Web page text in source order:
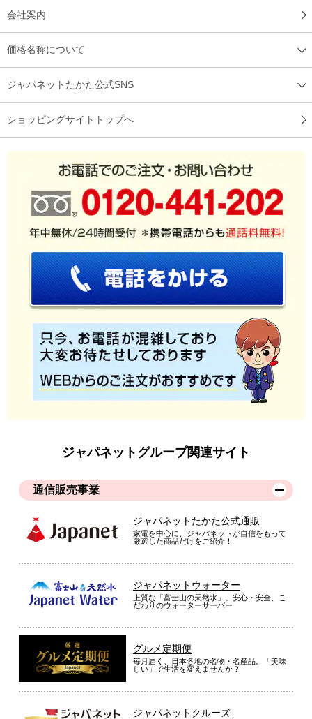
会社案内
価格名称について
ジャパネットたかた公式SNS
ショッピングサイトトップへ
ジャパネットグループ関連サイト
通信販売事業
ジャパネットたかた公式通販
家電を中心に、ジャパネットが自信をもって
厳選した商品だけをご紹介！
ジャパネットウォーター
上質な「富士山の天然水」。安心・安全、こ
だわりのウォーターサーバー
グルメ定期便
毎月届く、日本各地の名物・名産品。「美味
しい」で生活を変えませんか？
ジャパネットクルーズ